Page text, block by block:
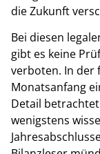
die Zukunft
Bei diesen
gibt es keine
verboten. In der
Monatsanfang
Detail
wenigstens